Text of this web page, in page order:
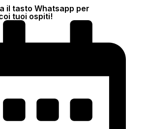
il tasto Whatsapp per
tuoi ospiti!